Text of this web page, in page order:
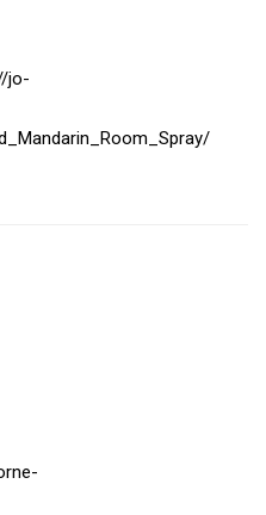
jo-